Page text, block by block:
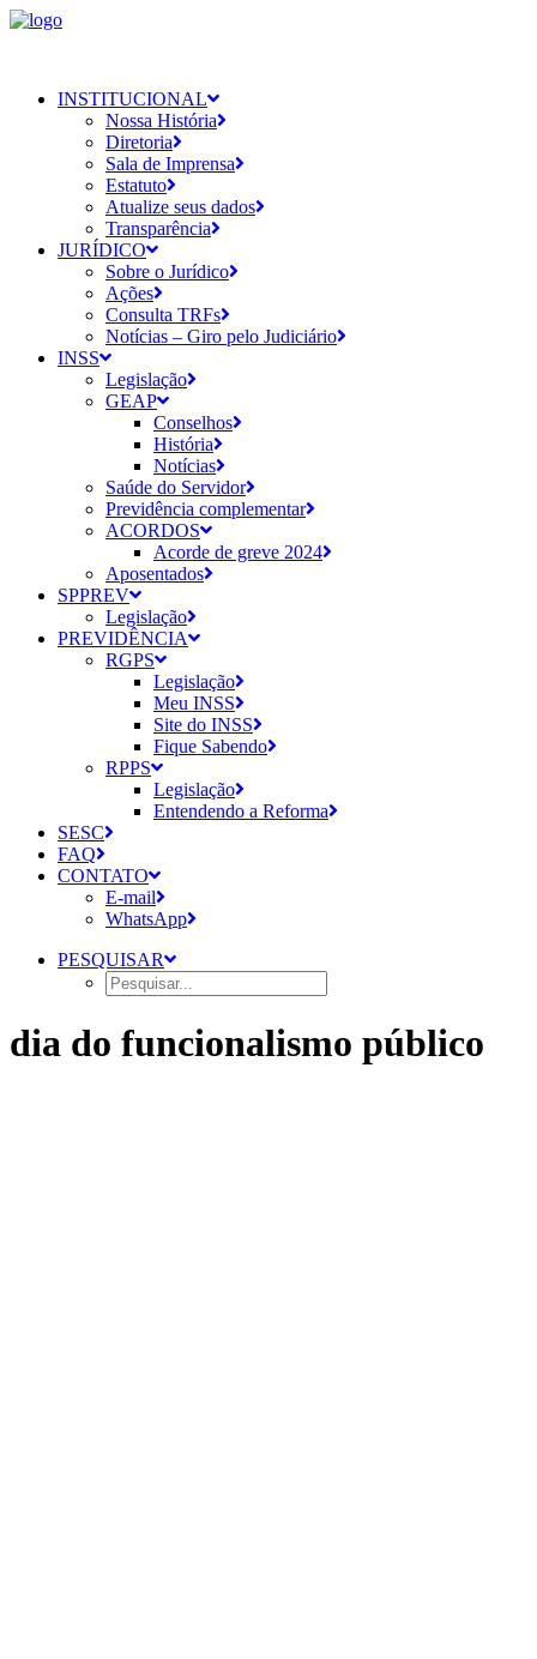
INSTITUCIONAL
Nossa História
Diretoria
Sala de Imprensa
Estatuto
Atualize seus dados
Transparência
JURÍDICO
Sobre o Jurídico
Ações
Consulta TRFs
Notícias – Giro pelo Judiciário
INSS
Legislação
GEAP
Conselhos
História
Notícias
Saúde do Servidor
Previdência complementar
ACORDOS
Acorde de greve 2024
Aposentados
SPPREV
Legislação
PREVIDÊNCIA
RGPS
Legislação
Meu INSS
Site do INSS
Fique Sabendo
RPPS
Legislação
Entendendo a Reforma
SESC
FAQ
CONTATO
E-mail
WhatsApp
PESQUISAR
dia do funcionalismo público